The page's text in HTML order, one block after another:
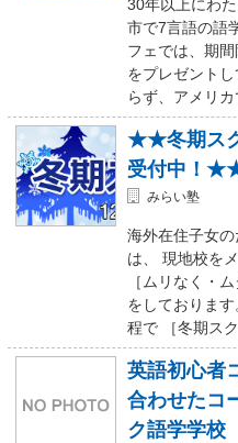
30年以上にわ
市で7言語の語
フェでは、期
をプレゼント
らず、アメリ
★★冬期ス
受付中！
みらい塾
海外在住子女
は、 現地校を
［ムリなく・
をしておりま
程で ［冬期ス
英語初心者
合わせたコ
ク語学学校